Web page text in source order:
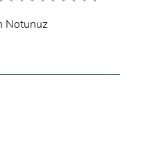
Notunuz